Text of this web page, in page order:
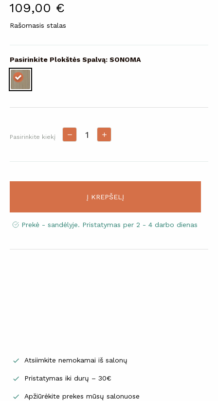
109,00 €
Rašomasis stalas
Pasirinkite Plokštės Spalvą: SONOMA
Pasirinkite kiekį
Į KREPŠELĮ
Prekė - sandėlyje. Pristatymas per 2 - 4 darbo dienas
 Atsiimkite nemokamai iš salonų
 Pristatymas iki durų – 30€
 Apžiūrėkite prekes mūsų salonuose